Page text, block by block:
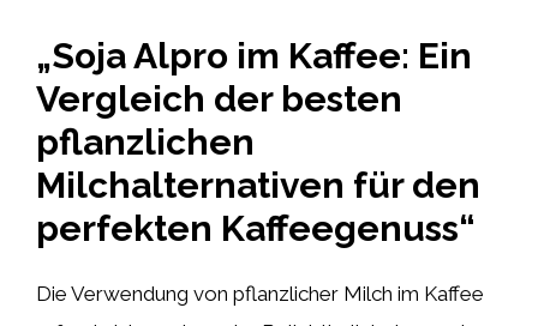
„Soja Alpro im Kaffee: Ein
Vergleich der besten
pflanzlichen
Milchalternativen für den
perfekten Kaffeegenuss“
Die Verwendung von pflanzlicher Milch im Kaffee